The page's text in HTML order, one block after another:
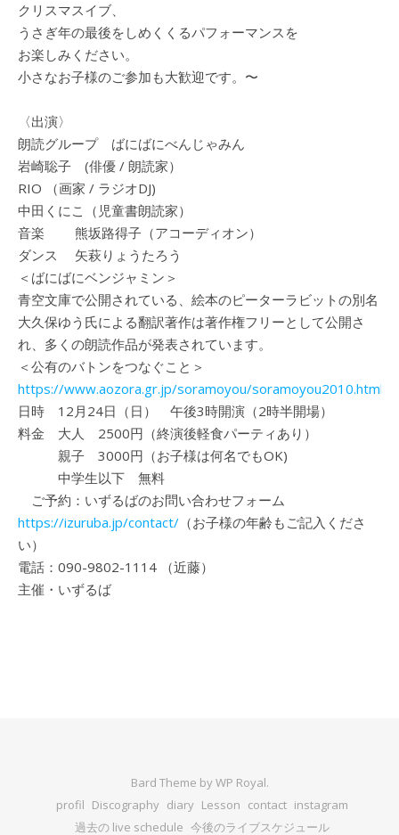
クリスマスイブ、
うさぎ年の最後をしめくくるパフォーマンスを
お楽しみください。
小さなお子様のご参加も大歓迎です。〜
〈出演〉
朗読グループ ばにばにべんじゃみん
岩崎聡子 (俳優 / 朗読家）
RIO （画家 / ラジオDJ)
中田くにこ（児童書朗読家）
音楽 熊坂路得子（アコーディオン）
ダンス 矢萩りょうたろう
＜ばにばにベンジャミン＞
青空文庫で公開されている、絵本のピーターラビットの別名
大久保ゆう氏による翻訳著作は著作権フリーとして公開さ
れ、多くの朗読作品が発表されています。
＜公有のバトンをつなぐこと＞
https://www.aozora.gr.jp/soramoyou/
日時 12月24日（日） 午後3時開演（2時半開場）
料金 大人 2500円（終演後軽食パーティあり）
親子 3000円（お子様は何名でもOK)
中学生以下 無料
ご予約：いずるばのお問い合わせフォーム
https://izuruba.jp/contact/ （お子様の年齢もご記入くださ
い）
電話：090-9802-1114 （近藤）
主催・いずるば
Bard Theme byWP Royal.
profil Discography diary Lesson contact instagram
過去の live schedule 今後のライブスケジュール